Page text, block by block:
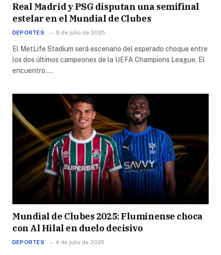
Real Madrid y PSG disputan una semifinal
estelar en el Mundial de Clubes
DEPORTES 9 de julio de 2025
El MetLife Stadium será escenario del esperado choque entre
los dos últimos campeones de la UEFA Champions League. El
encuentro,…
Mundial de Clubes 2025: Fluminense choca
con Al Hilal en duelo decisivo
DEPORTES 4 de julio de 2025